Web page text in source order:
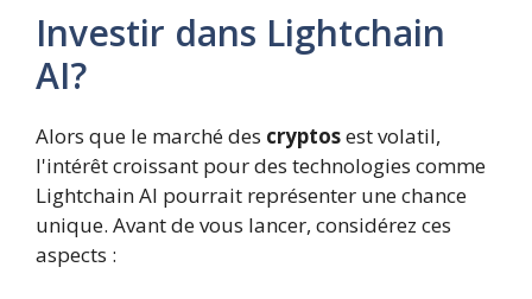
Investir dans Lightchain
AI?
Alors que le marché des cryptosest volatil,
l'intérêt croissant pour des technologies comme
Lightchain AI pourrait représenter une chance
unique. Avant de vous lancer, considérez ces
aspects :